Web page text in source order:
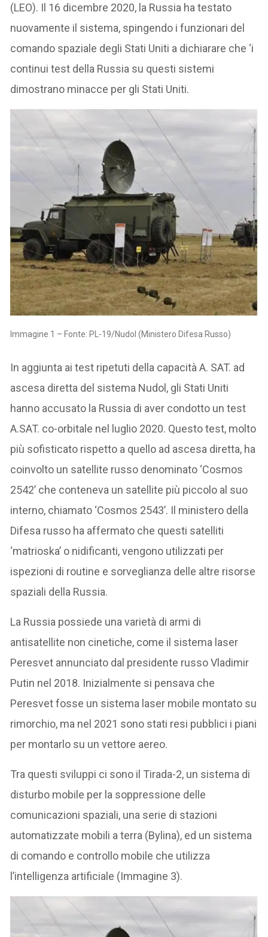
(LEO). Il 16 dicembre 2020, la Russia ha testato
nuovamente il sistema, spingendo i funzionari del
comando spaziale degli Stati Uniti a dichiarare che ‘i
continui test della Russia su questi sistemi
dimostrano minacce per gli Stati Uniti.
Immagine 1 – Fonte: PL-19/Nudol (Ministero Difesa Russo)
In aggiunta ai test ripetuti della capacità A. SAT. ad
ascesa diretta del sistema Nudol, gli Stati Uniti
hanno accusato la Russia di aver condotto un test
A.SAT. co-orbitale nel luglio 2020. Questo test, molto
più sofisticato rispetto a quello ad ascesa diretta, ha
coinvolto un satellite russo denominato ‘Cosmos
2542’ che conteneva un satellite più piccolo al suo
interno, chiamato ‘Cosmos 2543’. Il ministero della
Difesa russo ha affermato che questi satelliti
‘matrioska’ o nidificanti, vengono utilizzati per
ispezioni di routine e sorveglianza delle altre risorse
spaziali della Russia.
La Russia possiede una varietà di armi di
antisatellite non cinetiche, come il sistema laser
Peresvet annunciato dal presidente russo Vladimir
Putin nel 2018. Inizialmente si pensava che
Peresvet fosse un sistema laser mobile montato su
rimorchio, ma nel 2021 sono stati resi pubblici i piani
per montarlo su un vettore aereo.
Tra questi sviluppi ci sono il Tirada-2, un sistema di
disturbo mobile per la soppressione delle
comunicazioni spaziali, una serie di stazioni
automatizzate mobili a terra (Bylina), ed un sistema
di comando e controllo mobile che utilizza
l’intelligenza artificiale (Immagine 3).